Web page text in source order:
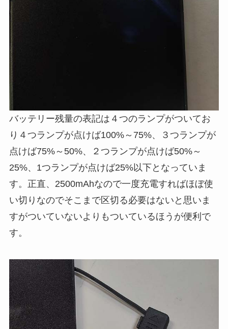
バッテリー残量の表記は４つのランプがついてお
り４つランプが点けば100%～75%、３つランプが
点けば75%～50%、２つランプが点けば50%～
25%、1つランプが点けば25%以下となっていま
す。正直、2500mAhなので一度充電すればほぼ使
い切りなのでそこまで区切る必要はないと思いま
すがついていないよりもついているほうが便利で
す。